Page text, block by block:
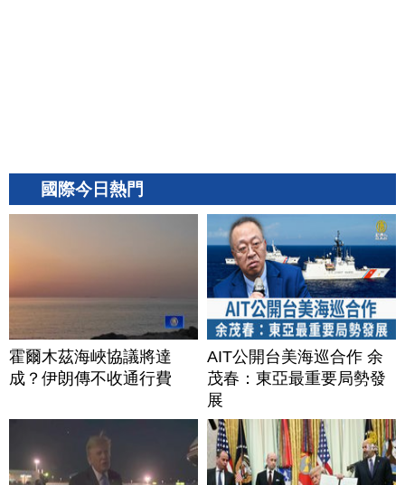
國際今日熱門
霍爾木茲海峽協議將達
成？伊朗傳不收通行費
AIT公開台美海巡合作 余
茂春：東亞最重要局勢發
展